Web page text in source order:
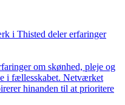
i Thisted deler erfaringer
om skønhed, pleje og
i fællesskabet. Netværket
hinanden til at prioritere